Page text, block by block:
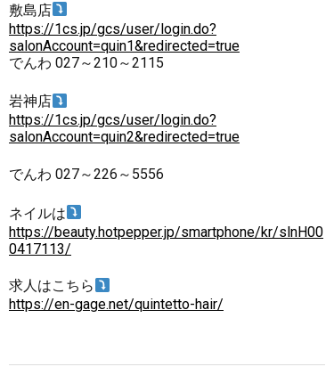
敷島店
https://1cs.jp/gcs/user/login.do?
salonAccount=quin1&redirected=true
でんわ 027～210～2115
岩神店
https://1cs.jp/gcs/user/login.do?
salonAccount=quin2&redirected=true
でんわ 027～226～5556
ネイルは
https://beauty.hotpepper.jp/smartphone/kr/slnH00
0417113/
求人はこちら
https://en-gage.net/quintetto-hair/